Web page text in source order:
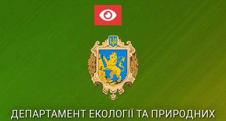
ДЕПАРТАМЕНТ ЕКОЛОГІЇ ТА ПРИРОДНИХ